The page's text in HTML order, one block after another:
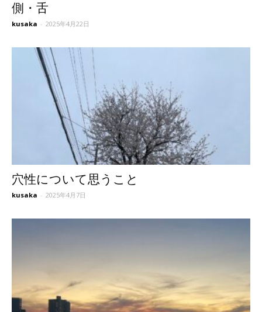
側・舌
kusaka - 2025年4月22日
穴性について思うこと
kusaka - 2025年4月7日